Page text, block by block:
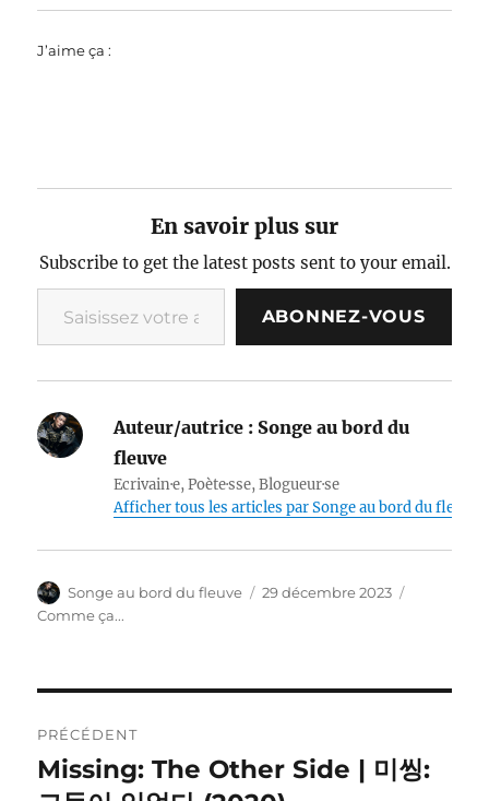
J’aime ça :
En savoir plus sur
Subscribe to get the latest posts sent to your email.
Saisissez votre adresse e-mail…
ABONNEZ-VOUS
Auteur/autrice : Songe au bord du
fleuve
Ecrivain·e, Poète·sse, Blogueur·se
Afficher tous les articles par Songe au bord du fleuve
Auteur
Songe au bord du fleuve
Publié
29 décembre 2023
Comme ça...
de
PRÉCÉDENT
Publication
Missing: The Other Side | 미씽: